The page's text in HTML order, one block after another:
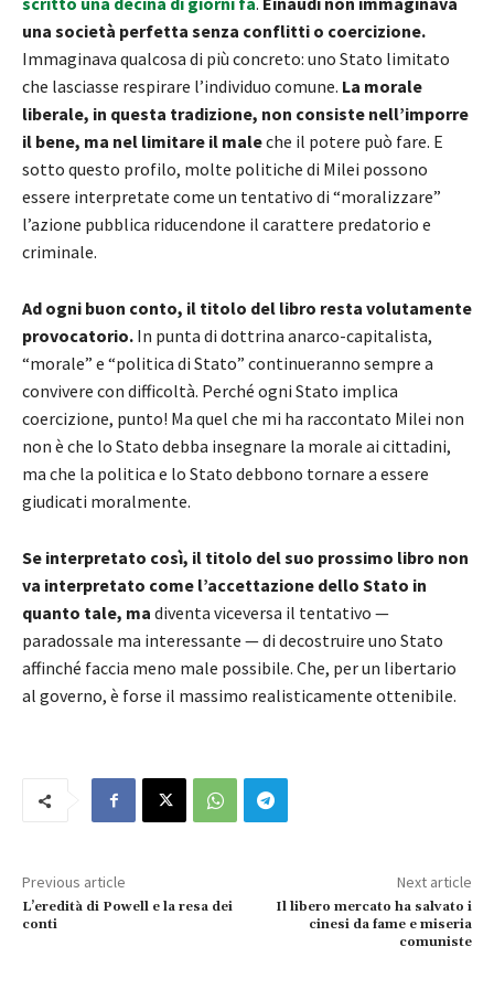
una società perfetta senza conflitti o coercizione.
Immaginava qualcosa di più concreto: uno Stato limitato
che lasciasse respirare l’individuo comune. La morale
liberale, in questa tradizione, non consiste nell’imporre
il bene, ma nel limitare il maleche il potere può fare. E
sotto questo profilo, molte politiche di Milei possono
essere interpretate come un tentativo di “moralizzare”
l’azione pubblica riducendone il carattere predatorio e
criminale.
Ad ogni buon conto, il titolo del libro resta volutamente
provocatorio. In punta di dottrina anarco-capitalista,
“morale” e “politica di Stato” continueranno sempre a
convivere con difficoltà. Perché ogni Stato implica
coercizione, punto! Ma quel che mi ha raccontato Milei non
non è che lo Stato debba insegnare la morale ai cittadini,
ma che la politica e lo Stato debbono tornare a essere
giudicati moralmente.
Se interpretato così, il titolo del suo prossimo libro non
va interpretato come l’accettazione dello Stato in
quanto tale, ma diventa viceversa il tentativo —
paradossale ma interessante — di decostruire uno Stato
affinché faccia meno male possibile. Che, per un libertario
al governo, è forse il massimo realisticamente ottenibile.
Previous article
L’eredità di Powell e la resa dei
conti
Next article
Il libero mercato ha salvato i
cinesi da fame e miseria
comuniste